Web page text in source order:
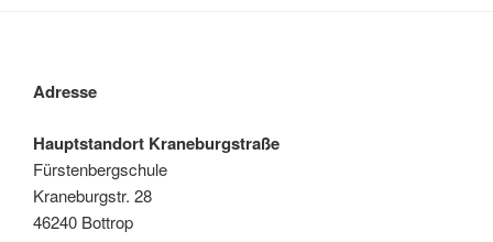
Adresse
Hauptstandort Kraneburgstraße
Fürstenbergschule
Kraneburgstr. 28
46240 Bottrop